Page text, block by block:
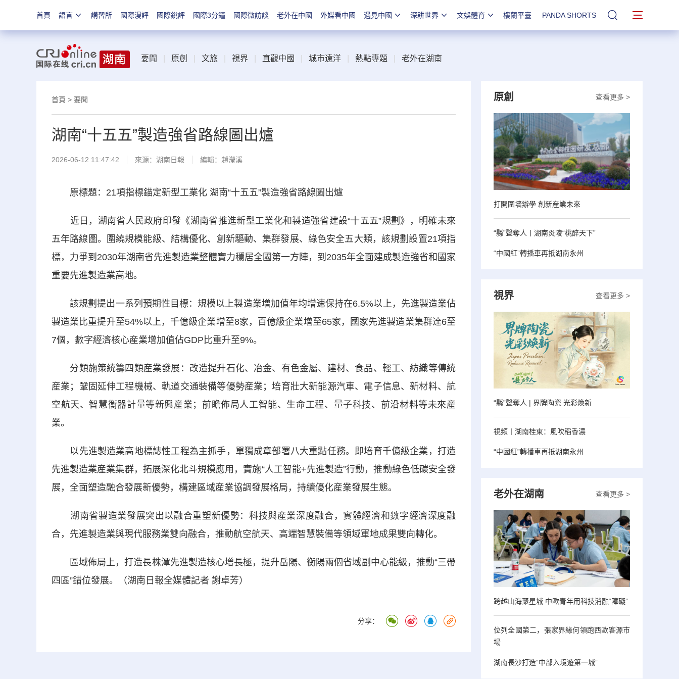
首頁 語言 講習所 國際漫評 國際銳評 國際3分鐘 國際微訪談 老外在中國 外媒看中國 遇見中國 深耕世界 文娛體育 樓蘭平臺 PANDA SHORTS 站內搜索
要聞 原創 文旅 視界 直觀中國 城市遠洋 熱點專題 老外在湖南
首頁 > 要聞
湖南“十五五”製造強省路線圖出爐
2026-06-12 11:47:42 來源： 湖南日報 編輯：趙瀅溪
原標題：21項指標錨定新型工業化 湖南“十五五”製造強省路線圖出爐
近日，湖南省人民政府印發《湖南省推進新型工業化和製造強省建設“十五五”規劃》，明確未來
五年路線圖。圍繞規模能級、結構優化、創新驅動、集群發展、綠色安全五大類，該規劃設置21項指
標，力爭到2030年湖南省先進製造業整體實力穩居全國第一方陣，到2035年全面建成製造強省和國家
重要先進製造業高地。
該規劃提出一系列預期性目標：規模以上製造業增加值年均增速保持在6.5%以上，先進製造業佔
製造業比重提升至54%以上，千億級企業增至8家，百億級企業增至65家，國家先進製造業集群達6至
7個，數字經濟核心産業增加值佔GDP比重升至9%。
分類施策統籌四類産業發展：改造提升石化、冶金、有色金屬、建材、食品、輕工、紡織等傳統
産業；鞏固延伸工程機械、軌道交通裝備等優勢産業；培育壯大新能源汽車、電子信息、新材料、航
空航天、智慧衡器計量等新興産業；前瞻佈局人工智能、生命工程、量子科技、前沿材料等未來産
業。
以先進製造業高地標誌性工程為主抓手，單獨成章部署八大重點任務。即培育千億級企業，打造
先進製造業産業集群，拓展深化北斗規模應用，實施“人工智能+先進製造”行動，推動綠色低碳安全發
展，全面塑造融合發展新優勢，構建區域産業協調發展格局，持續優化産業發展生態。
湖南省製造業發展突出以融合重塑新優勢：科技與産業深度融合，實體經濟和數字經濟深度融
合，先進製造業與現代服務業雙向融合，推動航空航天、高端智慧裝備等領域軍地成果雙向轉化。
區域佈局上，打造長株潭先進製造核心增長極，提升岳陽、衡陽兩個省域副中心能級，推動“三帶
四區”錯位發展。（湖南日報全媒體記者 謝卓芳）
分享：
查看更多 >
原創
打開圍墻辦學 創新産業未來
“縣”聲奪人丨湖南炎陵“桃醉天下”
“中國紅”轉播車再抵湖南永州
查看更多 >
視界
“縣”聲奪人 | 界牌陶瓷 光彩煥新
視頻丨湖南桂東：風吹稻香濃
“中國紅”轉播車再抵湖南永州
查看更多 >
老外在湖南
跨越山海聚星城 中歐青年用科技消融“障礙”
位列全國第二，張家界緣何領跑西歐客源市
場
湖南長沙打造“中部入境遊第一城”